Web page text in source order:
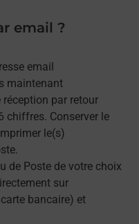
email ?
email
maintenant
réception par retour
chiffres. Conserver le
le(s)
de Poste de votre choix
sur
bancaire) et